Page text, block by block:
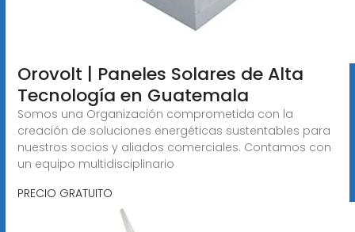
Orovolt | Paneles Solares de Alta
Tecnología en Guatemala
Somos una Organización comprometida con la
creación de soluciones energéticas sustentables para
nuestros socios y aliados comerciales. Contamos con
un equipo multidisciplinario
PRECIO GRATUITO